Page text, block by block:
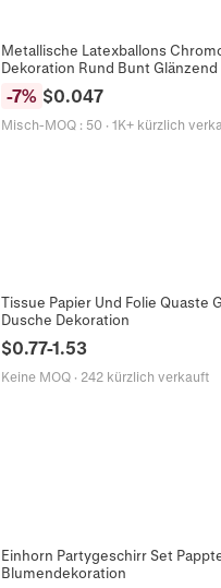
Metallische Latexballons
Dekoration Rund Bunt Glänzend
-7% $0.047
Misch-MOQ : 50 · 1K+ kürzlich
Tissue Papier Und Folie Quaste
Dusche Dekoration
$0.77-1.53
Keine MOQ · 242 kürzlich verkauft
Einhorn Partygeschirr Set
Blumendekoration